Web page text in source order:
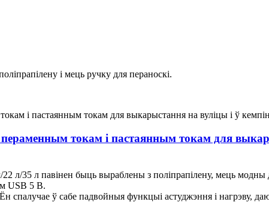
і мець ручку для пераноскі.
токам і пастаянным токам для
22 л/35 л павінен быць выраблены з поліпрапілену, мець
USB 5 В.
спалучае ў сабе падвойныя функцыі астуджэння і нагрэву,